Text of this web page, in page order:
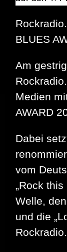
BLUES
Am
Medien
AWARD
Dabei
vom
„Rock
Welle,
und die